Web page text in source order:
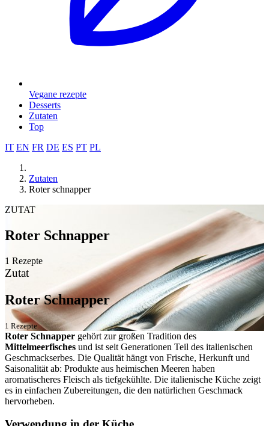
Vegane rezepte
Desserts
Zutaten
Top
IT EN FR DE ES PT PL
Zutaten
Roter schnapper
ZUTAT
Roter Schnapper
1 Rezepte
Zutat
Roter Schnapper
1 Rezepte
Roter Schnapper gehört zur großen Tradition des
Mittelmeerfisches und ist seit Generationen Teil des italienischen
Geschmackserbes. Die Qualität hängt von Frische, Herkunft und
Saisonalität ab: Produkte aus heimischen Meeren haben
aromatischeres Fleisch als tiefgekühlte. Die italienische Küche zeigt
es in einfachen Zubereitungen, die den natürlichen Geschmack
hervorheben.